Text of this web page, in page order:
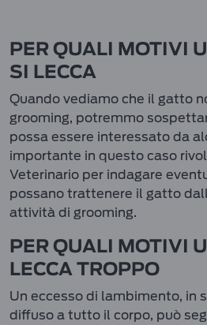
PER QUALI MOTIVI
SI LECCA
Quando vediamo che il gatto
grooming, potremmo
possa essere interessato da
importante in questo caso
Veterinario per indagare
possano trattenere il gatto
attività di grooming.
PER QUALI MOTIVI
LECCA TROPPO
Un eccesso di lambimento, in
diffuso a tutto il corpo, può